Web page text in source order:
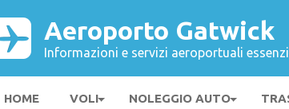
Aeroporto Gatwick
Informazioni e servizi aeroportuali
HOME VOLI NOLEGGIO AUTO